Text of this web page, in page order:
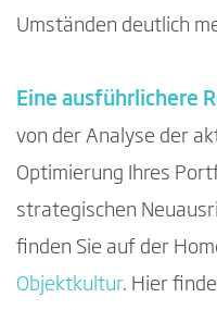
Umständen deutlich
Eine ausführlichere
von der Analyse der
Optimierung Ihres
strategischen
finden Sie auf der
Objektkultur. Hier